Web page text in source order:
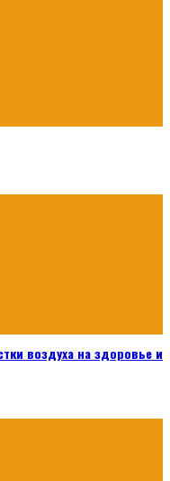
воздуха на здоровье и